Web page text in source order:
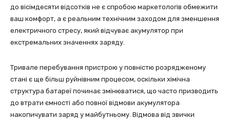
до вісімдесяти відсотків не є спробою маркетологів обмежити
ваш комфорт, а є реальним технічним заходом для зменшення
електричного стресу, який відчуває акумулятор при
екстремальних значеннях заряду.
Тривале перебування пристрою у повністю розрядженому
стані є ще більш руйнівним процесом, оскільки хімічна
структура батареї починає змінюватися, що часто призводить
до втрати ємності або повної відмови акумулятора
накопичувати заряд у майбутньому. Відмова від звички